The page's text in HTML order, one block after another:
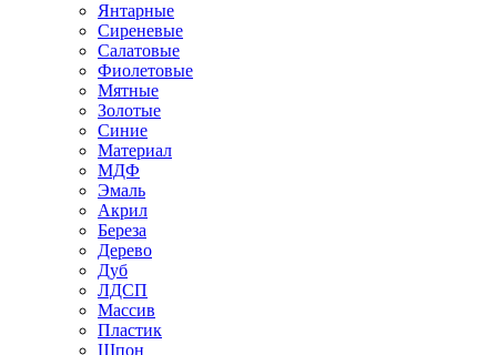
Янтарные
Сиреневые
Салатовые
Фиолетовые
Мятные
Золотые
Синие
Материал
МДФ
Эмаль
Акрил
Береза
Дерево
Дуб
ЛДСП
Массив
Пластик
Шпон